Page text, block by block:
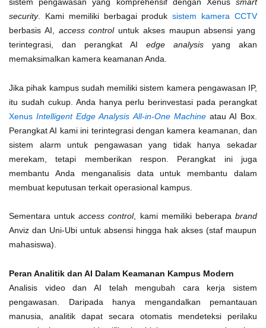
security. Kami memiliki berbagai produksistem kamera CCTV
berbasis AI, access controluntuk akses maupun absensi yang
terintegrasi, dan perangkat AI edge analysis yang akan
memaksimalkan kamera keamanan Anda.
Jika pihak kampus sudah memiliki sistem kamera pengawasan IP,
itu sudah cukup. Anda hanya perlu berinvestasi pada perangkat
XenusIntelligent Edge Analysis All-in-One Machineatau AI Box.
Perangkat AI kami ini terintegrasi dengan kamera keamanan, dan
sistem alarm untuk pengawasan yang tidak hanya sekadar
merekam, tetapi memberikan respon. Perangkat ini juga
membantu Anda menganalisis data untuk membantu dalam
membuat keputusan terkait operasional kampus.
Sementara untukaccess control, kami memiliki beberapabrand
Anviz dan Uni-Ubi untuk absensi hingga hak akses (staf maupun
mahasiswa).
Peran Analitik dan AI Dalam Keamanan Kampus Modern
Analisis video dan AI telah mengubah cara kerja sistem
pengawasan. Daripada hanya mengandalkan pemantauan
manusia, analitik dapat secara otomatis mendeteksi perilaku